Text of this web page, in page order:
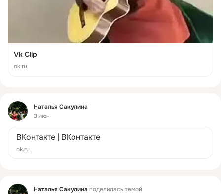
Vk Clip
ok.ru
Фид
Наталья Сакулина
3 июн
ВКонтакте | ВКонтакте
ok.ru
Фид Наталья Сакулина поделилась темой